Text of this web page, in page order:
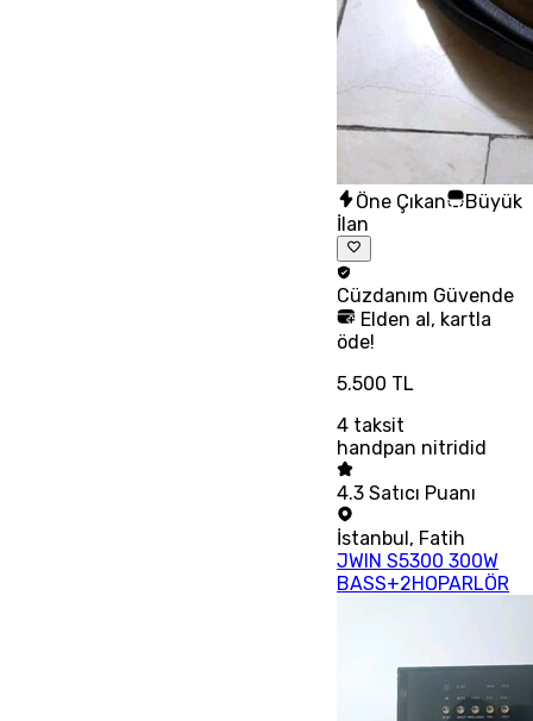
Öne Çıkan
Büyük
İlan
Cüzdanım Güvende
Elden al, kartla
öde!
5.500 TL
4 taksit
handpan nitridid
4.3 Satıcı Puanı
İstanbul, Fatih
JWIN S5300 300W
BASS+2HOPARLÖR